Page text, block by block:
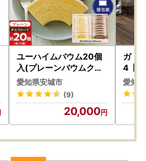
ユーハイムバウム20個
入(プレーンバウムクー
ヘン10個、チョコレー
トバウムクーヘン10個)
【配送不可地域：離島】
【1402468】
愛知県安城市
(9)
20,000
ガト
4【
】【
愛知